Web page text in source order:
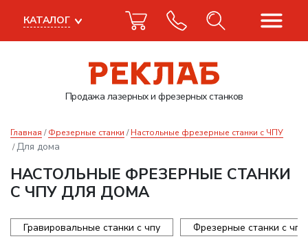
Продажа лазерныхи фрезерных станков
КАТАЛОГ
Главная Фрезерные станки Настольные фрезерные станки с ЧПУ
Для дома
НАСТОЛЬНЫЕ ФРЕЗЕРНЫЕ СТАНКИ
С ЧПУ ДЛЯ ДОМА
Гравировальные станки с чпу Фрезерные станки с